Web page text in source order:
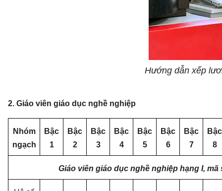
Hướng dẫn xếp
2. Giáo viên giáo dục nghề nghiệp
Nhóm
ngạch
Bậc
1
Bậc
2
Bậc
3
Bậc
4
Bậc
5
Bậc
6
Bậc
7
Bậc
8
Giáo viên giáo dục nghề nghiệp hạng I, mã